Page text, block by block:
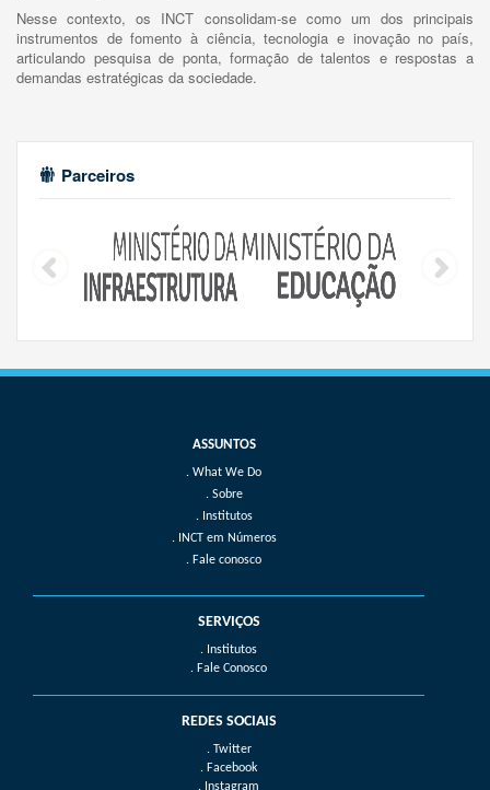
Nesse contexto, os INCT consolidam-se como um dos principais
instrumentos de fomento à ciência, tecnologia e inovação no país,
articulando pesquisa de ponta, formação de talentos e respostas a
demandas estratégicas da sociedade.
Parceiros
What We Do
Sobre
Institutos
INCT em Números
Fale conosco
SERVIÇOS
. Institutos
. Fale Conosco
REDES SOCIAIS
. Twitter
. Facebook
. Instagram